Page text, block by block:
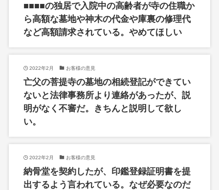
■■■■の独居で入院中の高齢者が寺の住職か
ら高額な墓地や神木の代金や庫裏の修理代
など高額請求されている。やめてほしい
2022年2月 お客様の意見
亡父の菩提寺の墓地の相続登記ができてい
ないと法律事務所より連絡があったが、説
明がなく不審だ。きちんと説明して欲し
い。
2022年2月 お客様の意見
納骨堂を契約したが、印鑑登録証明書を提
出するよう言われている。なぜ必要なのだ